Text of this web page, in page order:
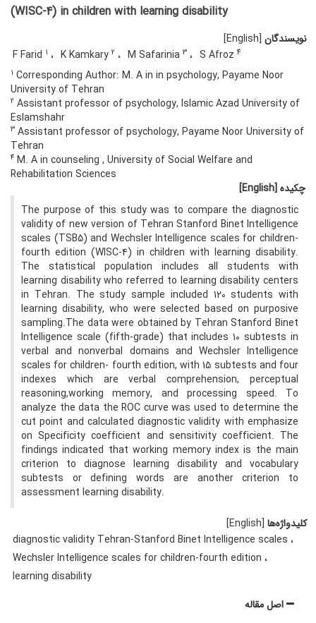
(WISC-4) in children with learning disability
نویسندگان [English]
F Farid 1 K Kamkary 2 M Safarinia 3 S Afroz 4
1 Corresponding Author: M. A in in psychology, Payame Noor
University of Tehran
2 Assistant professor of psychology, Islamic Azad University of
Eslamshahr
3 Assistant professor of psychology, Payame Noor University of
Tehran
4 M. A in counseling , University of Social Welfare and
Rehabilitation Sciences
چکیده [English]
The purpose of this study was to compare the diagnostic
validity of new version of Tehran Stanford Binet Intelligence
scales (TSB5) and Wechsler Intelligence scales for children-
fourth edition (WISC-4) in children with learning disability.
The statistical population includes all students with
learning disability who referred to learning disability centers
in Tehran. The study sample included 120 students with
learning disability, who were selected based on purposive
sampling.The data were obtained by Tehran Stanford Binet
Intelligence scale (fifth-grade) that includes 10 subtests in
verbal and nonverbal domains and Wechsler Intelligence
scales for children- fourth edition, with 15 subtests and four
indexes which are verbal comprehension, perceptual
reasoning,working memory, and processing speed. To
analyze the data the ROC curve was used to determine the
cut point and calculated diagnostic validity with emphasize
on Specificity coefficient and sensitivity coefficient. The
findings indicated that working memory index is the main
criterion to diagnose learning disability and vocabulary
subtests or defining words are another criterion to
assessment learning disability.
کلیدواژه‌ها [English]
diagnostic validity Tehran-Stanford Binet Intelligence scales
Wechsler Intelligence scales for children-fourth edition
learning disability
اصل مقاله